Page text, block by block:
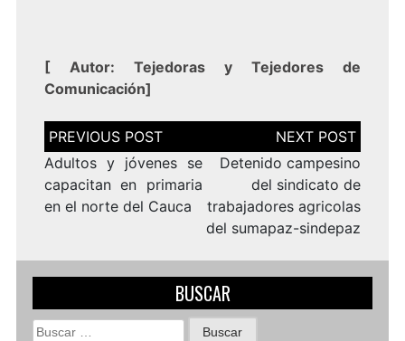
[ Autor: Tejedoras y Tejedores de
Comunicación]
Navegación
de
entradas
Adultos y jóvenes se
capacitan en primaria
en el norte del Cauca
Detenido campesino
del sindicato de
trabajadores agricolas
del sumapaz-sindepaz
BUSCAR
Buscar: